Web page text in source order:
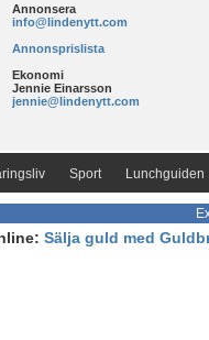
Annonsera
info@lindenytt.com
Annonsprislista
Ekonomi
Jennie Einarsson
jennie@lindenytt.com
Sport Lunchguiden
Sälja guld med